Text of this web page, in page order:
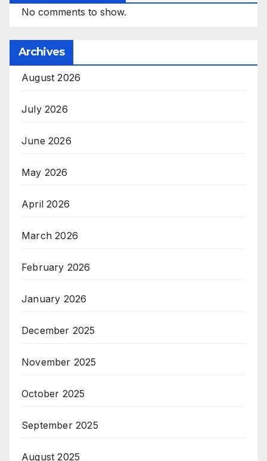
No comments to show.
Archives
August 2026
July 2026
June 2026
May 2026
April 2026
March 2026
February 2026
January 2026
December 2025
November 2025
October 2025
September 2025
August 2025